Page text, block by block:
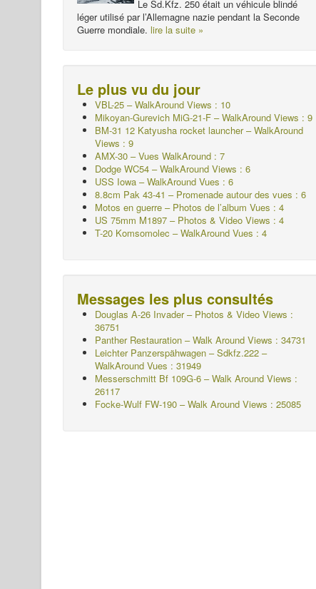
Le Sd.Kfz. 250 était un véhicule blindé
léger utilisé par l’Allemagne nazie pendant la Seconde
Guerre mondiale. lire la suite »
Le plus vu du jour
VBL-25 – WalkAround Views : 10
Mikoyan-Gurevich MiG-21-F – WalkAround Views : 9
BM-31 12 Katyusha rocket launcher – WalkAround
Views : 9
AMX-30 – Vues WalkAround : 7
Dodge WC54 – WalkAround Views : 6
USS Iowa – WalkAround Vues : 6
8.8cm Pak 43-41 – Promenade autour des vues : 6
Motos en guerre – Photos de l’album Vues : 4
US 75mm M1897 – Photos & Video Views : 4
T-20 Komsomolec – WalkAround Vues : 4
Messages les plus consultés
Douglas A-26 Invader – Photos & Video Views :
36751
Panther Restauration – Walk Around Views : 34731
Leichter Panzerspähwagen – Sdkfz.222 –
WalkAround Vues : 31949
Messerschmitt Bf 109G-6 – Walk Around Views :
26117
Focke-Wulf FW-190 – Walk Around Views : 25085